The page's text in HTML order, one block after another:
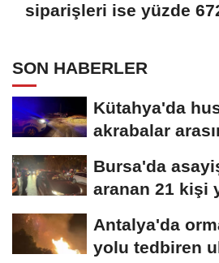
siparişleri ise yüzde
SON HABERLER
Kütahya'da
akrabalar
Bursa'da
aranan 21 kişi
Antalya'da
yolu tedbiren